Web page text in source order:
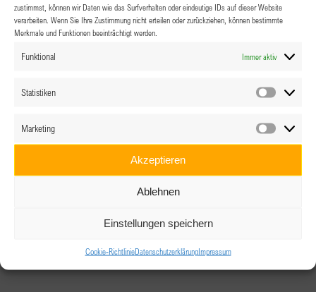
zustimmst, können wir Daten wie das Surfverhalten oder eindeutige IDs auf dieser Website
verarbeiten. Wenn Sie Ihre Zustimmung nicht erteilen oder zurückziehen, können bestimmte
Merkmale und Funktionen beeinträchtigt werden.
Funktional Immer aktiv
Statistiken
Marketing
Akzeptieren
Ablehnen
Einstellungen speichern
Cookie-RichtlinieDatenschutzerklärungImpressum